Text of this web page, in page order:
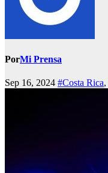
PorMi Prensa
Sep 16, 2024 #Costa Rica,